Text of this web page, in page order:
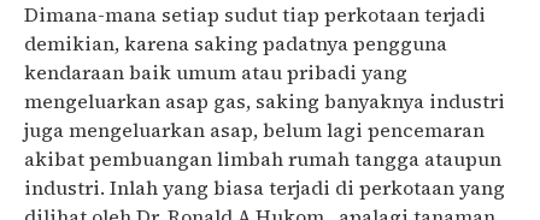
Dimana-mana setiap sudut tiap perkotaan terjadi
demikian, karena saking padatnya pengguna
kendaraan baik umum atau pribadi yang
mengeluarkan asap gas, saking banyaknya industri
juga mengeluarkan asap, belum lagi pencemaran
akibat pembuangan limbah rumah tangga ataupun
industri. Inlah yang biasa terjadi di perkotaan yang